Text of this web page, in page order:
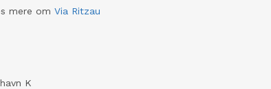
mere om Via Ritzau
K